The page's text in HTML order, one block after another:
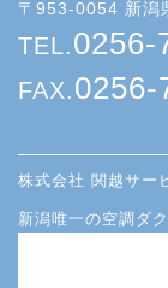
〒953-0054 新潟
TEL.0256-
FAX.0256-
株式会社 関越サー
新潟唯一の空調ダ